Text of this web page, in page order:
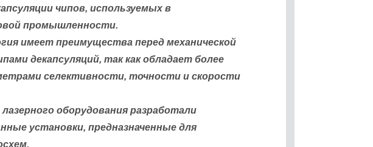
чипов, используемых в
промышленности.
имеет преимущества перед механической
декапсуляций, так как обладает более
селективности, точности и скорости
оборудования разработали
установки, предназначенные для